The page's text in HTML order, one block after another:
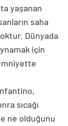
yaşanan
saha
Dünyada
için
sıcağı
ne olduğunu